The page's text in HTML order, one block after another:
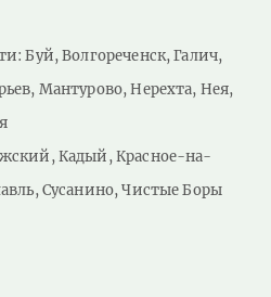
Буй, Волгореченск, Галич,
Мантурово, Нерехта, Нея,
Кадый, Красное-на-
Сусанино, Чистые Боры